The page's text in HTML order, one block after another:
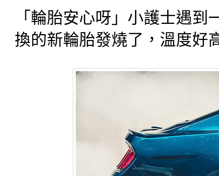
「輪胎安心呀」小護士遇
換的新輪胎發燒了，溫度好